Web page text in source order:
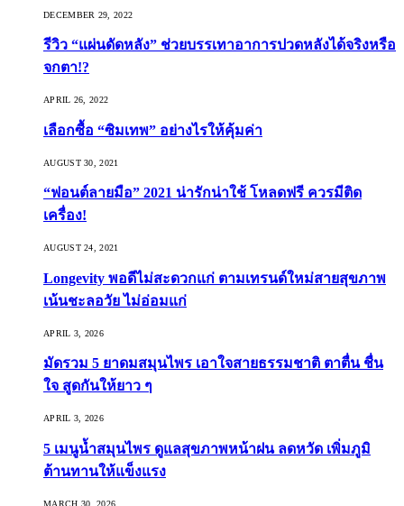
DECEMBER 29, 2022
รีวิว “แผ่นดัดหลัง” ช่วยบรรเทาอาการปวดหลังได้จริงหรือ
จกตา!?
APRIL 26, 2022
เลือกซื้อ “ซิมเทพ” อย่างไรให้คุ้มค่า
AUGUST 30, 2021
“ฟอนต์ลายมือ” 2021 น่ารักน่าใช้ โหลดฟรี ควรมีติด
เครื่อง!
AUGUST 24, 2021
Longevity พอดีไม่สะดวกแก่ ตามเทรนด์ใหม่สายสุขภาพ
เน้นชะลอวัย ไม่อ่อมแก่
APRIL 3, 2026
มัดรวม 5 ยาดมสมุนไพร เอาใจสายธรรมชาติ ตาตื่น ชื่น
ใจ สูดกันให้ยาว ๆ
APRIL 3, 2026
5 เมนูน้ำสมุนไพร ดูแลสุขภาพหน้าฝน ลดหวัด เพิ่มภูมิ
ต้านทานให้แข็งแรง
MARCH 30, 2026